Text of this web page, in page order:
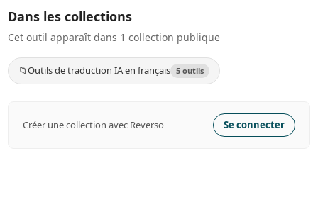
Dans les collections
Cet outil apparaît dans 1 collection publique
📁Outils de traduction IA en français 5 outils
Créer une collection avec Reverso Se connecter